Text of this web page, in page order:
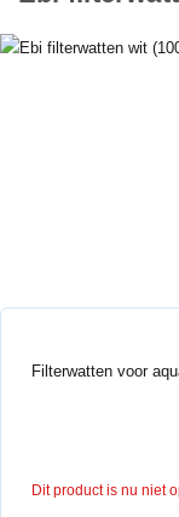
Filterwatten voor
Dit product is nu niet